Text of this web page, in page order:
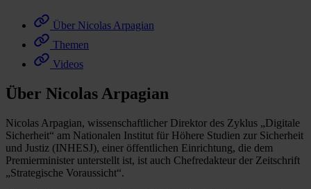
Über Nicolas Arpagian
Themen
Videos
Über Nicolas Arpagian
Nicolas Arpagian, wissenschaftlicher Direktor des Zyklus „Digitale
Sicherheit“ am Nationalen Institut für Höhere Studien zur Sicherheit
und Justiz (INHESJ), einer öffentlichen Einrichtung, die dem
Premierminister unterstellt ist, ist auch Chefredakteur der Zeitschrift
„Strategische Voraussicht“.